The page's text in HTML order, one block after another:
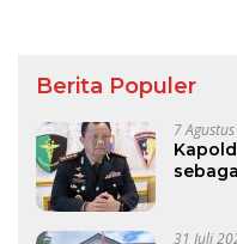
Berita Populer
7
31 Juli